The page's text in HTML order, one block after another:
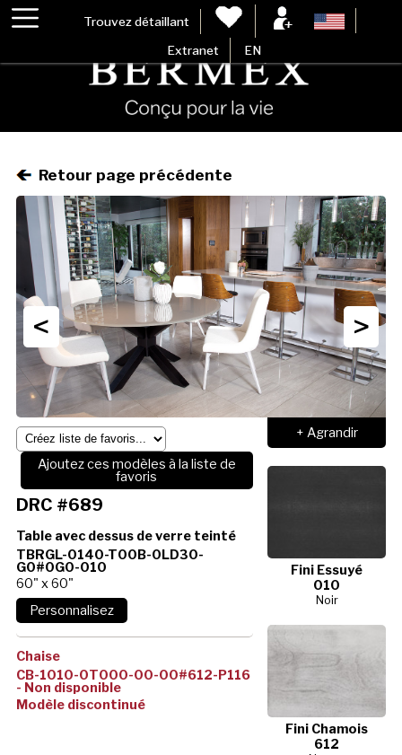
Trouvez détaillant
Extranet EN
Retour page précédente
< >
+ Agrandir
Fini Essuyé
010
Noir
Fini Chamois
612
Ajoutez ces modèles à la liste de
favoris
DRC #689
Table avec dessus de verre teinté
TBRGL-0140-T00B-0LD30-
G0#0G0-010
60" x 60"
Chaise
CB-1010-0T000-00-00#612-P116
- Non disponible
Modèle discontinué